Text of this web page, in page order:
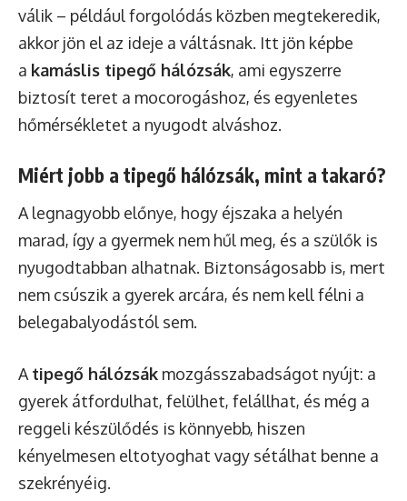
válik – például forgolódás közben megtekeredik,
akkor jön el az ideje a váltásnak. Itt jön képbe
a kamáslis tipegő hálózsák, ami egyszerre
biztosít teret a mocorogáshoz, és egyenletes
hőmérsékletet a nyugodt alváshoz.
Miért jobb a tipegő hálózsák, mint a takaró?
A legnagyobb előnye, hogy éjszaka a helyén
marad, így a gyermek nem hűl meg, és a szülők is
nyugodtabban alhatnak. Biztonságosabb is, mert
nem csúszik a gyerek arcára, és nem kell félni a
belegabalyodástól sem.
A tipegő hálózsák mozgásszabadságot nyújt: a
gyerek átfordulhat, felülhet, felállhat, és még a
reggeli készülődés is könnyebb, hiszen
kényelmesen eltotyoghat vagy sétálhat benne a
szekrényéig.